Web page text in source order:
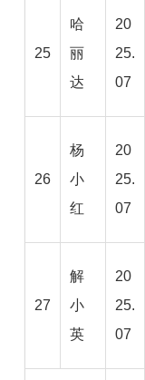
25
哈
丽
达
20
25.
07
26
杨
小
红
20
25.
07
27
解
小
英
20
25.
07